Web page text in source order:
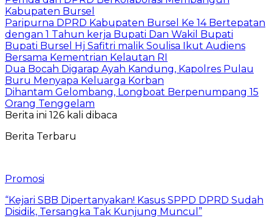
Kabupaten Bursel
Paripurna DPRD Kabupaten Bursel Ke 14 Bertepatan
dengan 1 Tahun kerja Bupati Dan Wakil Bupati
Bupati Bursel Hj Safitri malik Soulisa Ikut Audiens
Bersama Kementrian Kelautan RI
Dua Bocah Digarap Ayah Kandung, Kapolres Pulau
Buru Menyapa Keluarga Korban
Dihantam Gelombang, Longboat Berpenumpang 15
Orang Tenggelam
Berita ini 126 kali dibaca
Berita Terbaru
Promosi
“Kejari SBB Dipertanyakan! Kasus SPPD DPRD Sudah
Disidik, Tersangka Tak Kunjung Muncul”